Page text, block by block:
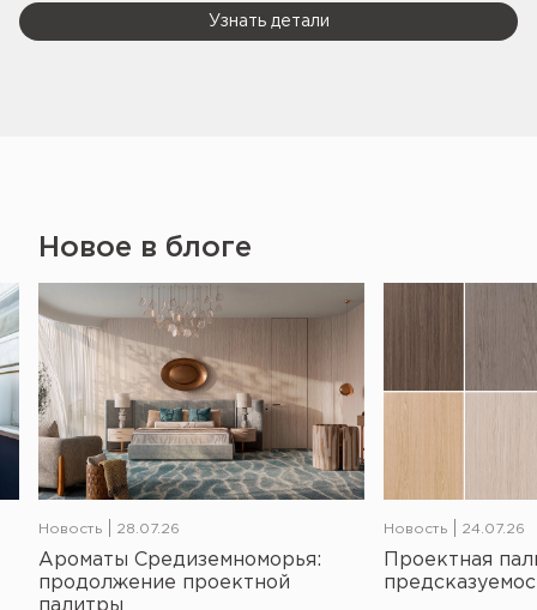
Узнать детали
Новое в блоге
Новость 28.07.26
Ароматы Средиземноморья:
продолжение проектной
палитры
Новость 24.07.26
Проектная